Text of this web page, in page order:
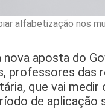
alfabetização nos
aposta do
professores
que vai
de